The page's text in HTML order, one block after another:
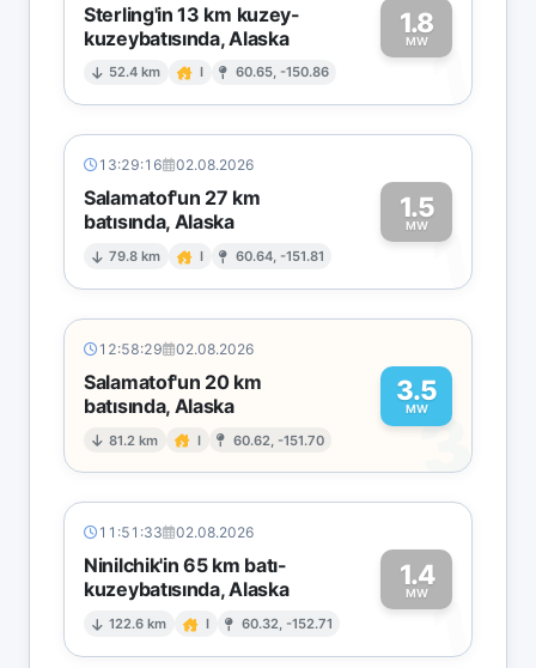
Sterling'in 13 km kuzey-
kuzeybatısında, Alaska
52.4 km I 60.65, -150.86
1.8
MW1
13:29:16 02.08.2026
Salamatof'un 27 km
batısında, Alaska
79.8 km I 60.64, -151.81
1.5
MW1
12:58:29 02.08.2026
Salamatof'un 20 km
batısında, Alaska
81.2 km I 60.62, -151.70
3.5
MW
3
11:51:33 02.08.2026
Ninilchik'in 65 km batı-
kuzeybatısında, Alaska
122.6 km I 60.32, -152.71
1.4
MW1